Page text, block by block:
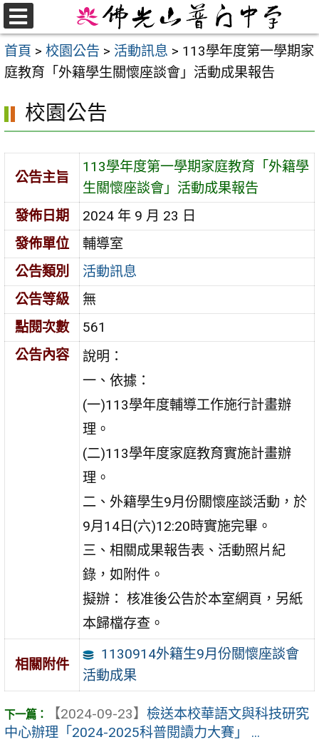
跳
至
主
要
首頁 > 校園公告 > 活動訊息 > 113學年度第一學期家
庭教育「外籍學生關懷座談會」活動成果報告
校園公告
公告主旨
113學年度第一學期家庭教育「外籍學
生關懷座談會」活動成果報告
發佈日期
2024 年 9 月 23 日
發佈單位
輔導室
公告類別
活動訊息
公告等級
無
點閱次數
561
公告內容
說明：
一、依據：
(一)113學年度輔導工作施行計畫辦
理。
(二)113學年度家庭教育實施計畫辦
理。
二、外籍學生9月份關懷座談活動，於
9月14日(六)12:20時實施完畢。
三、相關成果報告表、活動照片紀
錄，如附件。
擬辦： 核准後公告於本室網頁，另紙
本歸檔存查。
相關附件
1130914外籍生9月份關懷座談會
活動成果
【2024-09-23】 檢送本校華語文與科技研究
中心辦理「2024-2025科普閱讀力大賽」 ...
選
單